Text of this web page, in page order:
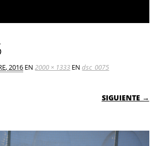
2016 EN2000 × 1333 ENdsc_0075
SIGUIENTE →